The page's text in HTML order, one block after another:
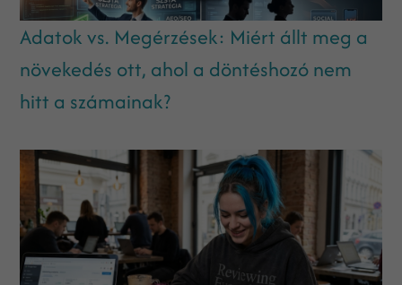
Adatok vs. Megérzések: Miért állt meg a
növekedés ott, ahol a döntéshozó nem
hitt a számainak?